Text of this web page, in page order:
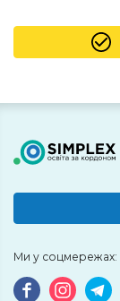
Ми у соцмережах: